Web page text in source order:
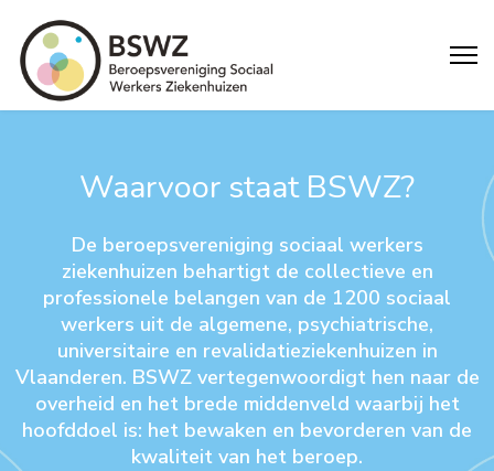
Waarvoor staat BSWZ?
De beroepsvereniging sociaal werkers
ziekenhuizen behartigt de collectieve en
professionele belangen van de 1200 sociaal
werkers uit de algemene, psychiatrische,
universitaire en revalidatieziekenhuizen in
Vlaanderen. BSWZ vertegenwoordigt hen naar de
overheid en het brede middenveld waarbij het
hoofddoel is: het bewaken en bevorderen van de
kwaliteit van het beroep.